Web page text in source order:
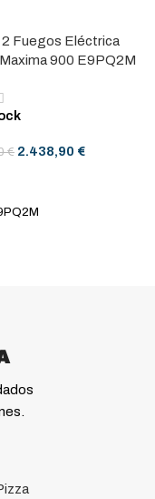
2 Fuegos Eléctrica
900 E9PQ2M
€ 2.438,90 €